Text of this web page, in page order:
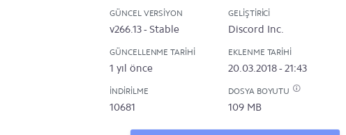
GÜNCEL VERSIYON
v266.13 - Stable
GELIŞTIRICI
Discord Inc.
GÜNCELLENME TARIHI
1 yıl önce
EKLENME TARIHI
20.03.2018 - 21:43
İNDIRILME
10681
DOSYA BOYUTU
109 MB